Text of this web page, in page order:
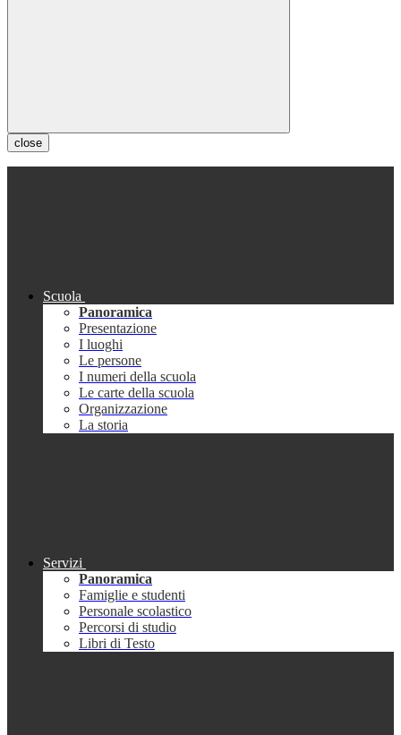
close
Scuola
Panoramica
Presentazione
I luoghi
Le persone
I numeri della scuola
Le carte della scuola
Organizzazione
La storia
Servizi
Panoramica
Famiglie e studenti
Personale scolastico
Percorsi di studio
Libri di Testo